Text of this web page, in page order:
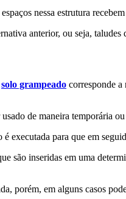
nessa estrutura
anterior, ou seja, taludes
solo grampeado corresponde a
de maneira temporária
para que em
são inseridas em uma
porém, em alguns casos